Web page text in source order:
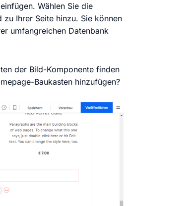
Wählen Sie die
Ihrer Seite hinzu. Sie können
umfangreichen Datenbank
der Bild-Komponente finden
Baukasten hinzufügen?